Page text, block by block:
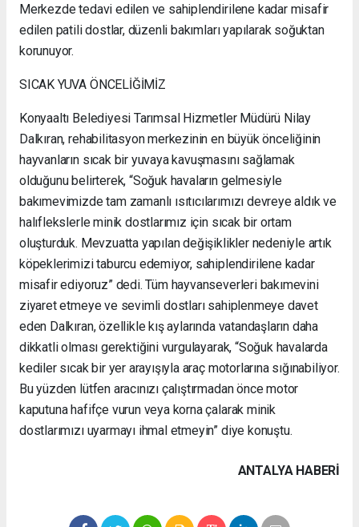
Merkezde tedavi edilen ve sahiplendirilene kadar misafir
edilen patili dostlar, düzenli bakımları yapılarak soğuktan
korunuyor.
SICAK YUVA ÖNCELİĞİMİZ
Konyaaltı Belediyesi Tarımsal Hizmetler Müdürü Nilay
Dalkıran, rehabilitasyon merkezinin en büyük önceliğinin
hayvanların sıcak bir yuvaya kavuşmasını sağlamak
olduğunu belirterek, “Soğuk havaların gelmesiyle
bakımevimizde tam zamanlı ısıtıcılarımızı devreye aldık ve
halıflekslerle minik dostlarımız için sıcak bir ortam
oluşturduk. Mevzuatta yapılan değişiklikler nedeniyle artık
köpeklerimizi taburcu edemiyor, sahiplendirilene kadar
misafir ediyoruz” dedi. Tüm hayvanseverleri bakımevini
ziyaret etmeye ve sevimli dostları sahiplenmeye davet
eden Dalkıran, özellikle kış aylarında vatandaşların daha
dikkatli olması gerektiğini vurgulayarak, “Soğuk havalarda
kediler sıcak bir yer arayışıyla araç motorlarına sığınabiliyor.
Bu yüzden lütfen aracınızı çalıştırmadan önce motor
kaputuna hafifçe vurun veya korna çalarak minik
dostlarımızı uyarmayı ihmal etmeyin” diye konuştu.
ANTALYA HABERİ